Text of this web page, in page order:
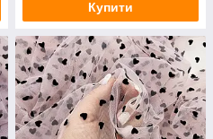
Купити